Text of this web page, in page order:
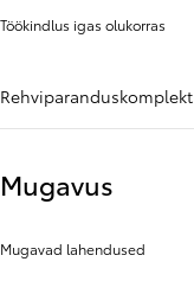
Töökindlus igas olukorras
Rehviparanduskomplekt
Mugavus
Mugavad lahendused